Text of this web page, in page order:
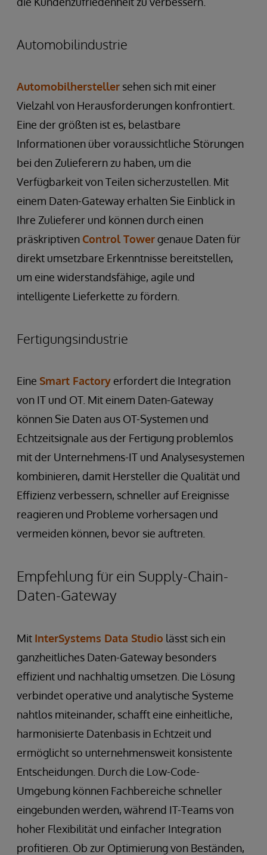
Automobilindustrie
Automobilhersteller sehen sich mit einer
Vielzahl von Herausforderungen konfrontiert.
Eine der größten ist es, belastbare
Informationen über voraussichtliche Störungen
bei den Zulieferern zu haben, um die
Verfügbarkeit von Teilen sicherzustellen. Mit
einem Daten-Gateway erhalten Sie Einblick in
Ihre Zulieferer und können durch einen
präskriptiven Control Towergenaue Daten für
direkt umsetzbare Erkenntnisse bereitstellen,
um eine widerstandsfähige, agile und
intelligente Lieferkette zu fördern.
Fertigungsindustrie
Eine Smart Factory erfordert die Integration
von IT und OT. Mit einem Daten-Gateway
können Sie Daten aus OT-Systemen und
Echtzeitsignale aus der Fertigung problemlos
mit der Unternehmens-IT und Analysesystemen
kombinieren, damit Hersteller die Qualität und
Effizienz verbessern, schneller auf Ereignisse
reagieren und Probleme vorhersagen und
vermeiden können, bevor sie auftreten.
Empfehlung für ein Supply-Chain-
Daten-Gateway
Mit InterSystems Data Studio lässt sich ein
ganzheitliches Daten-Gateway besonders
effizient und nachhaltig umsetzen. Die Lösung
verbindet operative und analytische Systeme
nahtlos miteinander, schafft eine einheitliche,
harmonisierte Datenbasis in Echtzeit und
ermöglicht so unternehmensweit konsistente
Entscheidungen. Durch die Low-Code-
Umgebung können Fachbereiche schneller
eingebunden werden, während IT-Teams von
hoher Flexibilität und einfacher Integration
profitieren. Ob zur Optimierung von Beständen,